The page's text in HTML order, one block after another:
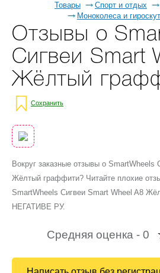
Товары Спорт и отдых
Моноколеса и
Отзывы о
Сигвеи Smart
Жёлтый
Сохранить
Вокруг заказные отзывы о SmartWheels
Жёлтый граффити? Читайте плохие
SmartWheels Сигвеи Smart Wheel A8
НЕГАТИВЕ РУ.
Средняя оценка - 0